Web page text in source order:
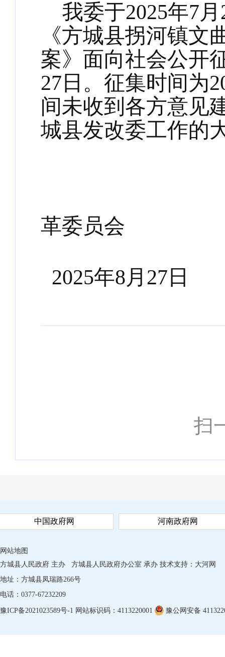
我委于2025年7
《方城县拐河镇
案》面向社会公开
27日。征集时间为
间未收到各方意见
城县发改委工作的
革委员会
2025年8月 27 日
扫
中国政府网 河南政府网
网站地图
方城县人民政府 主办
方城县人民政府办公室 承办 技术支持： 大河网
地址：方城县凤瑞路266号
电话：0377-67232209
豫ICP备2021023589号-1 网站标识码：4113220001 豫公网安备